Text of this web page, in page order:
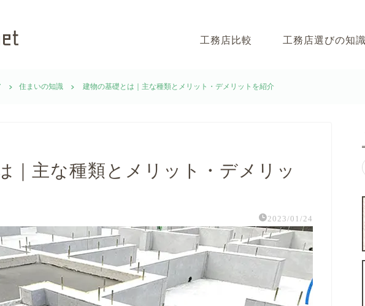
工務店比較 工務店選びの知識
住まいの知識 建物の基礎とは｜主な種類とメリット・デメリットを紹介
｜主な種類とメリット・デメリッ
2023/01/24